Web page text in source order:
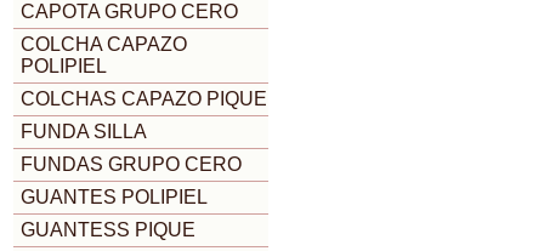
CAPOTA GRUPO CERO
COLCHA CAPAZO
POLIPIEL
COLCHAS CAPAZO PIQUE
FUNDA SILLA
FUNDAS GRUPO CERO
GUANTES POLIPIEL
GUANTESS PIQUE